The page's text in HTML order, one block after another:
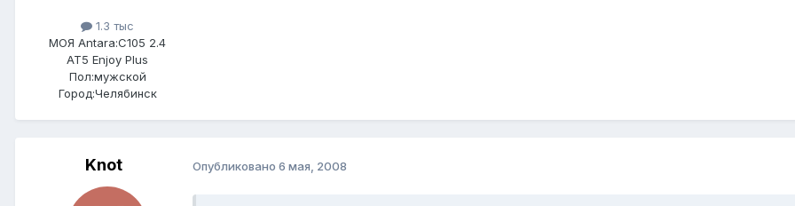
1.3 тыс
МОЯ Antara:C105 2.4
AT5 Enjoy Plus
Пол:мужской
Город:Челябинск
Knot Опубликовано 6 мая, 2008